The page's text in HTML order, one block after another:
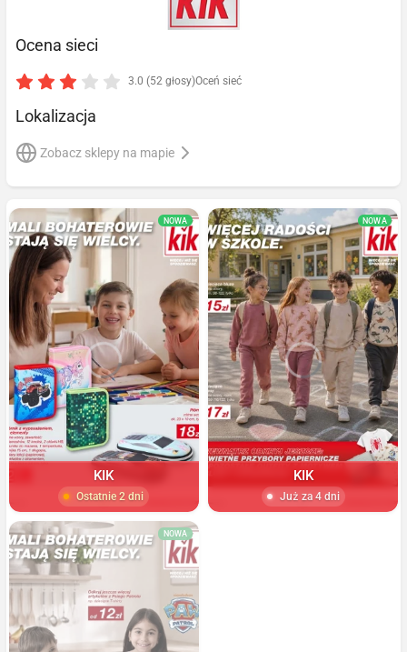
Ocena sieci
3.0 (52 głosy)Oceń sieć
Lokalizacja
Zobacz sklepy na mapie
NOWA
KIK
Ostatnie 2 dni
NOWA
KIK
Już za 4 dni
NOWA